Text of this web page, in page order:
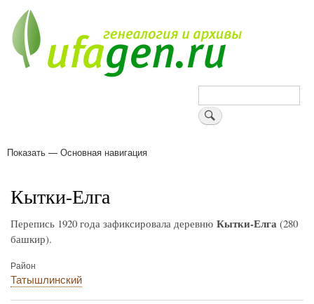
основному
содержанию
Поиск
Основная
Показать — Основная навигация
Кытки-Елга
Перепись 1920 года зафиксировала деревню Кытки-Елга (280
башкир).
Район
Татышлинский